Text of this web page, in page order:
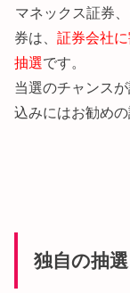
マネックス証券
券は、証券会社
抽選です。
当選のチャンス
込みにはお勧めの
独自の抽